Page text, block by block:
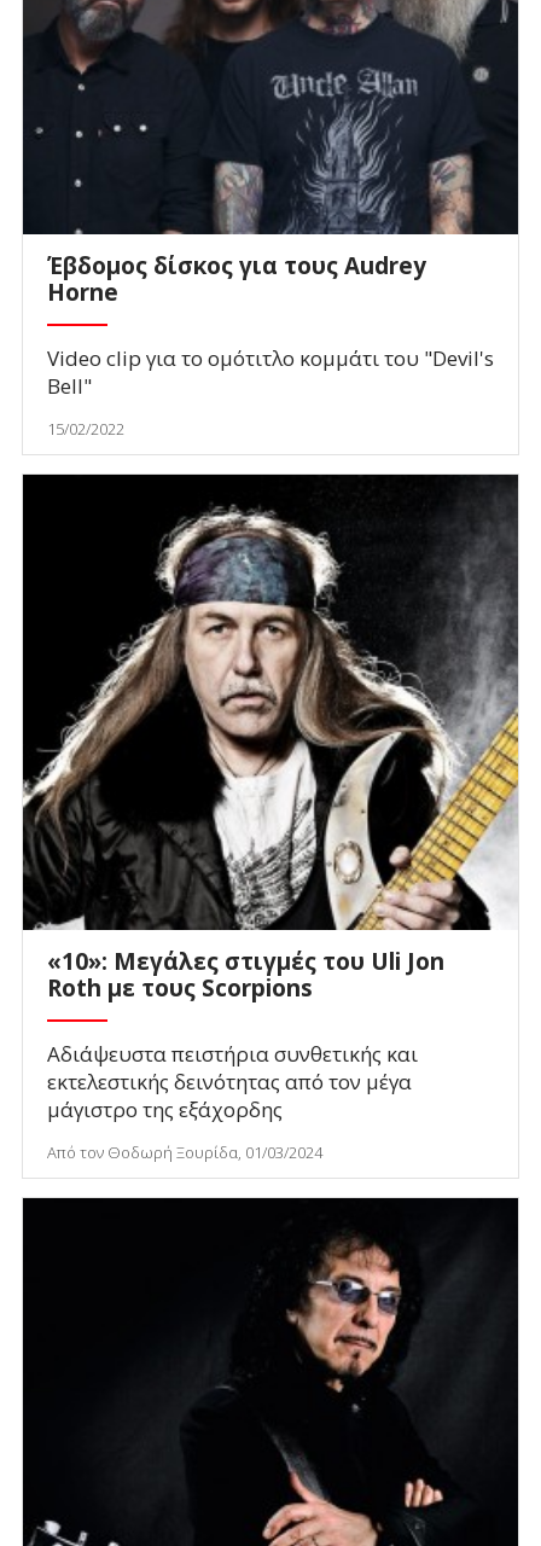
Έβδομος δίσκος για τους Audrey
Horne
Video clip για το ομότιτλο κομμάτι του "Devil's
Bell"
15/02/2022
«10»: Μεγάλες στιγμές του Uli Jon
Roth με τους Scorpions
Αδιάψευστα πειστήρια συνθετικής και
εκτελεστικής δεινότητας από τον μέγα
μάγιστρο της εξάχορδης
Από τον Θοδωρή Ξουρίδα, 01/03/2024